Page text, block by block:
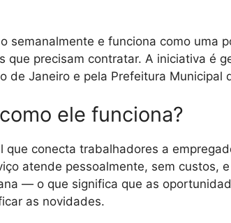
semanalmente e funciona como uma
que precisam contratar. A iniciativa é
de Janeiro e pela Prefeitura Municipal
ele funciona?
que conecta trabalhadores a
atende pessoalmente, sem custos,
— o que significa que as
as novidades.